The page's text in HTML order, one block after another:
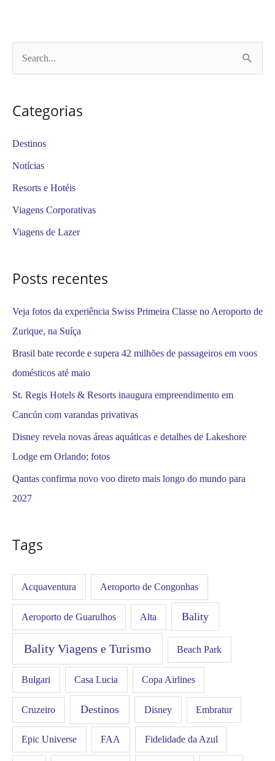
q
u
i
p
r
Categorias
Destinos
Notícias
Resorts e Hotéis
Viagens Corporativas
Viagens de Lazer
Posts recentes
Veja fotos da experiência Swiss Primeira Classe no Aeroporto de
Zurique, na Suíça
Brasil bate recorde e supera 42 milhões de passageiros em voos
domésticos até maio
St. Regis Hotels & Resorts inaugura empreendimento em
Cancún com varandas privativas
Disney revela novas áreas aquáticas e detalhes de Lakeshore
Lodge em Orlando; fotos
Qantas confirma novo voo direto mais longo do mundo para
2027
Tags
Acquaventura Aeroporto de Congonhas
Aeroporto de Guarulhos Alta Bality
Bality Viagens e Turismo Beach Park
Bulgari Casa Lucia Copa Airlines
Cruzeiro Destinos Disney Embratur
Epic Universe FAA Fidelidade da Azul